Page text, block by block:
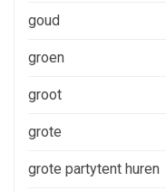
goud
groen
groot
grote
grote partytent huren